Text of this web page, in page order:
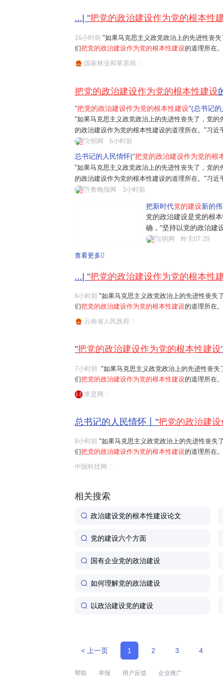
...| "把党的政治建设作为党的根本性
16小时前 "如果马克思主义政党政治上的先进性丧
们把党的政治建设作为党的根本性建设的道理所在
任务是保证全党服从中央,坚持党中央权威和集中
题。习近平总书记曾讲过一个长征故事:"红军...
国家林业和草原局
把党的政治建设作为党的根本性建设
"把党的政治建设作为党的根本性建设"(总书记
"如果马克思主义政党政治上的先进性丧失了，党
的政治建设作为党的根本性建设的道理所在。"习
是保证全党服从中央，坚持党中央权威和集中统一
近平总书记曾讲过一个长征故事："红军过草
光明网 6小时前
总书记的人民情怀|"把党的政治建设作为党的根
"如果马克思主义政党政治上的先进性丧失了，党
的政治建设作为党的根本性建设的道理所在。"习
是保证全党服从中央，坚持党中央权威和集中统一
齐鲁晚报网 3小时前
把新时代党的建设新的
党的政治建设是党的根
确，"坚持以党的政治建
为核心的党中央把党的
光明网 昨天07:29
查看更多
...| "把党的政治建设作为党的根本性
6小时前 "如果马克思主义政党政治上的先进性丧失
们把党的政治建设作为党的根本性建设的道理所在
任务是保证全党服从中央,坚持党中央权威和集中
云南省人民政府
"把党的政治建设作为党的根本性建设
7小时前
们把党的政治建设作为党的根本性建设的道理所在。"习近
任务是保证全党服从中央,坚持党中央权威和集中统
求是网
总书记的人民情怀丨"把党的政治建
8小时前 "如果马克思主义政党政治上的先进性丧失
们把党的政治建设作为党的根本性建设的道理所在
任务是保证全党服从中央,坚持党中央权威和集中
中国科技网
相关搜索
政治建设党的根本性建设论文
党的建设六个方面
国有企业党的政治建设
如何理解党的政治建设
以政治建设党的建设
< 上一页 1 2 3 4
帮助 举报 用户反馈 企业推广